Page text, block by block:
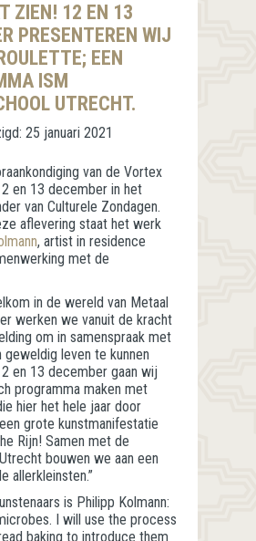
ZIEN! 12 EN 13
PRESENTEREN WIJ
EEN
ISM
UTRECHT.
25 januari 2021
van de Vortex
en 13 december in het
van Culturele Zondagen.
aflevering staat het werk
, artist in residence
met de
in de wereld van Metaal
werken we vanuit de kracht
om in samenspraak met
geweldig leven te kunnen
en 13 december gaan wij
programma maken met
hier het hele jaar door
grote kunstmanifestatie
Rijn! Samen met de
bouwen we aan een
allerkleinsten.”
is Philipp Kolmann:
I will use the process
baking to introduce them